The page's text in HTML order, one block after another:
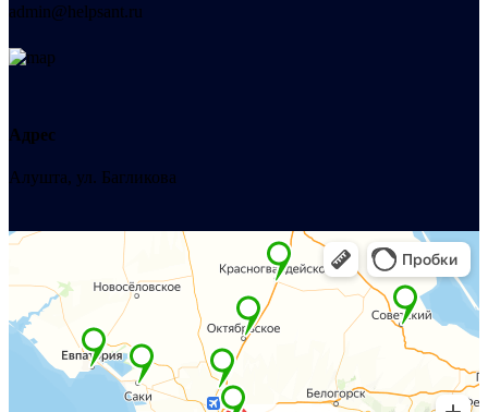
admin@helpsant.ru
Адрес
Алушта, ул. Багликова